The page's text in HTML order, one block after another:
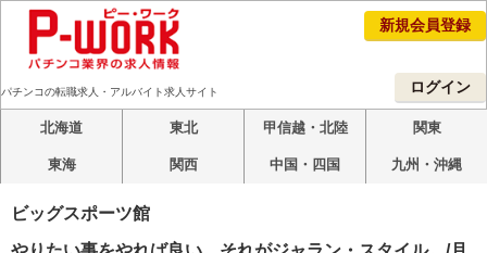
新規会員登録
ログイン
パチンコの転職求人・アルバイト求人サイト
北海道 東北 甲信越・北陸 関東
東海 関西 中国・四国 九州・沖縄
ビッグスポーツ館